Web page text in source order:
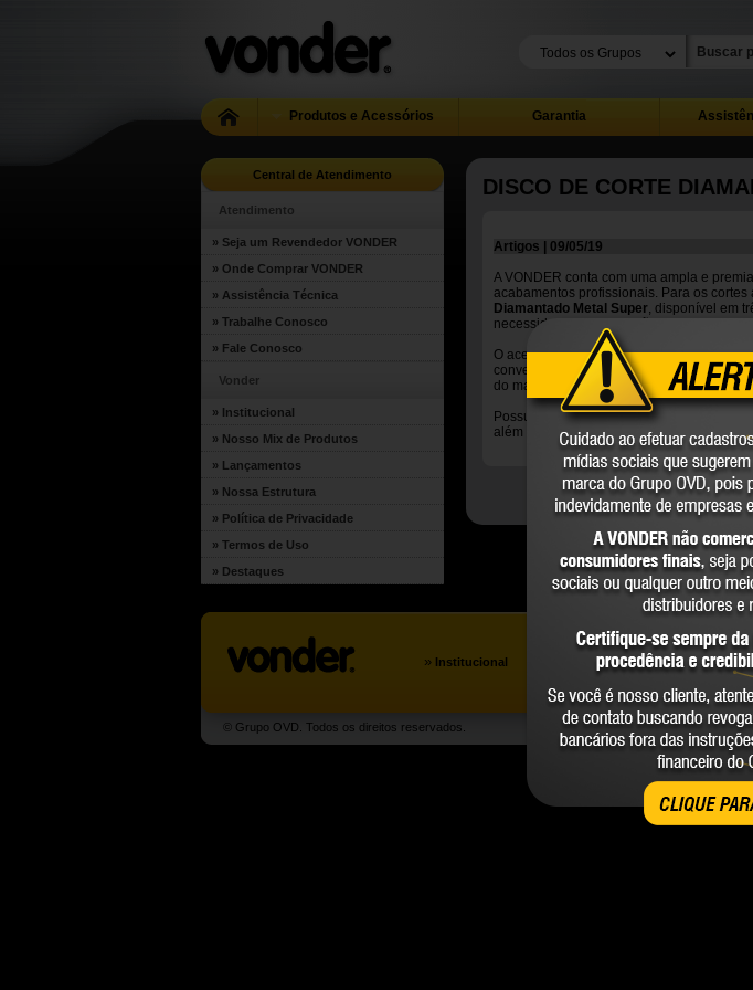
CLIQUE
Produtos e Acessórios Garantia
Central de Atendimento
Atendimento
» Seja um Revendedor VONDER
» Onde Comprar VONDER
» Assistência Técnica
» Trabalhe Conosco
» Fale Conosco
Vonder
» Institucional
» Nosso Mix de Produtos
» Lançamentos
» Nossa Estrutura
» Política de Privacidade
» Termos de Uso
» Destaques
DISCO DE CORTE
Artigos | 09/05/19
A VONDER conta com uma ampla e
acabamentos profissionais. Para os
Diamantado Metal Super, disponível em
necessidades de utilização.
O acessório se diferencia pela altíssima
convencional, obtém rendimento até 10
do material, temperatura ambiente,
Possui borda com perfil segmentado,
além do rendimento superior, por isso,
» Institucional Trabalhe Conosco
© Grupo OVD. Todos os direitos reservados.